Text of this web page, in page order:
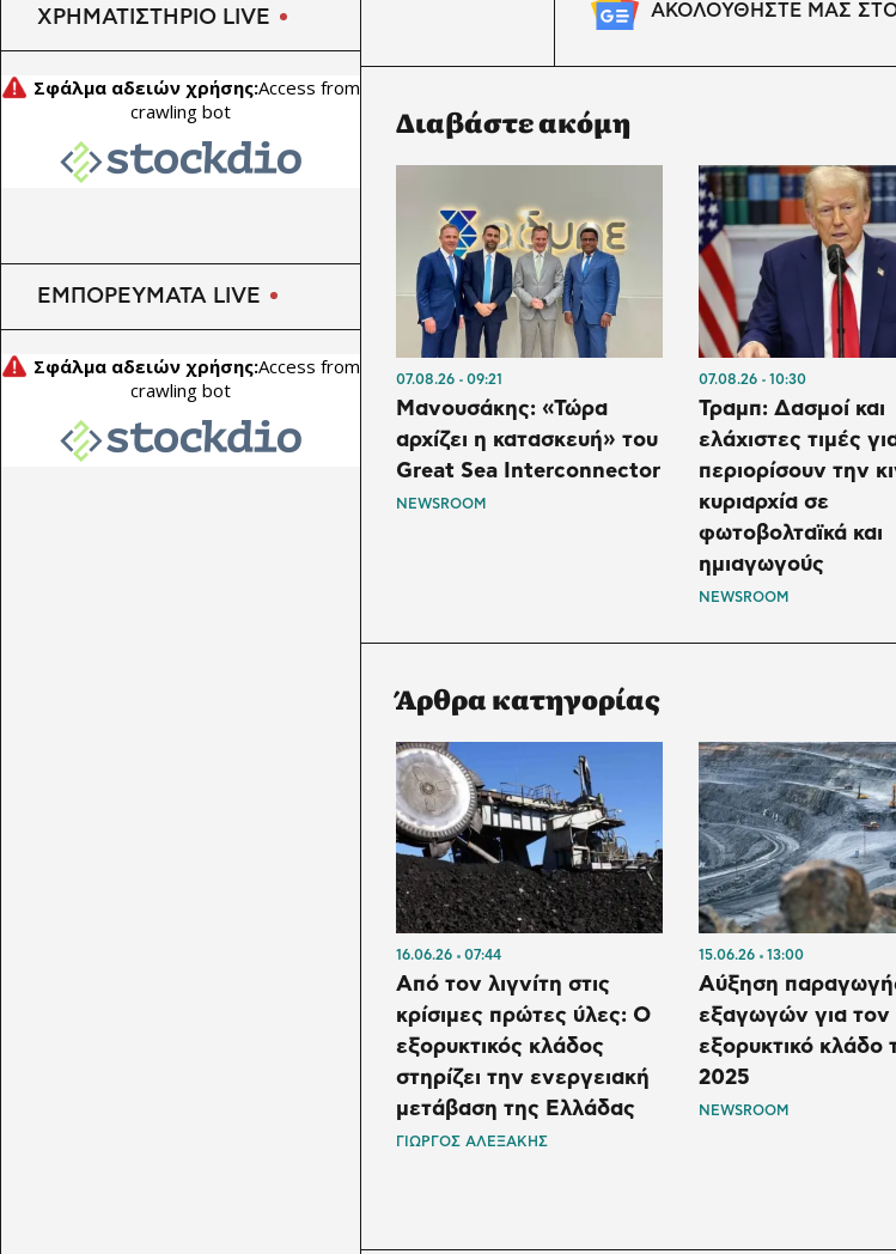
ΑΚΟΛΟΥΘΗΣΤΕ ΜΑΣ ΣΤΟ
Διαβάστε ακόμη
07.08.26 09:21
Μανουσάκης: «Τώρα
αρχίζει η κατασκευή» του
Great Sea Interconnector
NEWSROOM
07.08.26 10:30
Τραμπ: Δασμοί και
ελάχιστες τιμές
περιορίσουν την
κυριαρχία σε
φωτοβολταϊκά και
ημιαγωγούς
NEWSROOM
Άρθρα κατηγορίας
16.06.26 07:44
Από τον λιγνίτη στις
κρίσιμες πρώτες ύλες: Ο
εξορυκτικός κλάδος
στηρίζει την ενεργειακή
μετάβαση της Ελλάδας
ΓΙΩΡΓΟΣ ΑΛΕΞΑΚΗΣ
15.06.26 13:00
Αύξηση
εξαγωγών για τον
εξορυκτικό κλάδο
2025
NEWSROOM
ΑΠΕ
Τραμπ: Δασμοί και ελάχιστες
κινεζική κυριαρχία σε
φωτοβολταϊκά και
ημιαγωγούς
ΧΡΗΜΑΤΙΣΤΗΡΙΟ LIVE
ΕΜΠΟΡΕΥΜΑΤΑ LIVE